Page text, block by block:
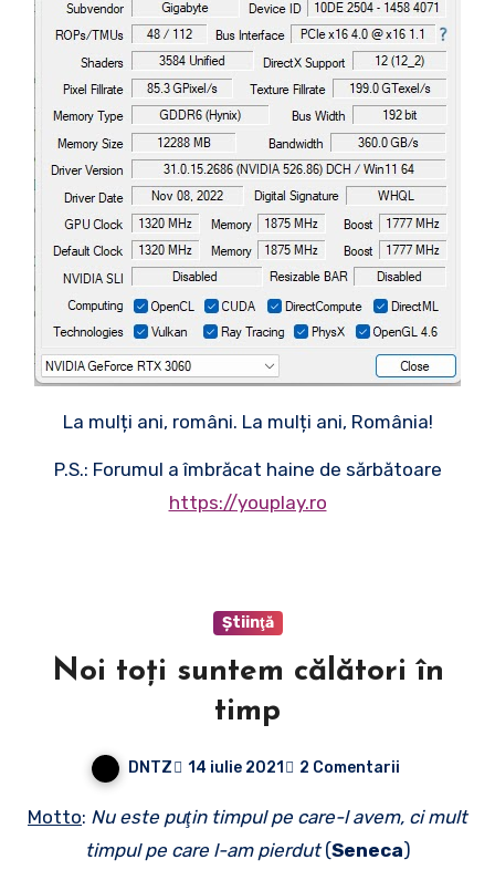
La mulți ani, români. La mulți ani, România!
P.S.: Forumul a îmbrăcat haine de sărbătoare
https://youplay.ro
Ştiinţă
Noi toți suntem călători în
timp
DNTZ 14 iulie 2021 2 Comentarii
Motto: Nu este puţin timpul pe care-l avem, ci mult
timpul pe care l-am pierdut(Seneca)